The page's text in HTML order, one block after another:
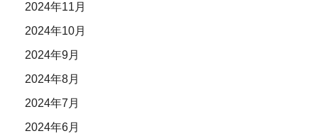
2024年11月
2024年10月
2024年9月
2024年8月
2024年7月
2024年6月